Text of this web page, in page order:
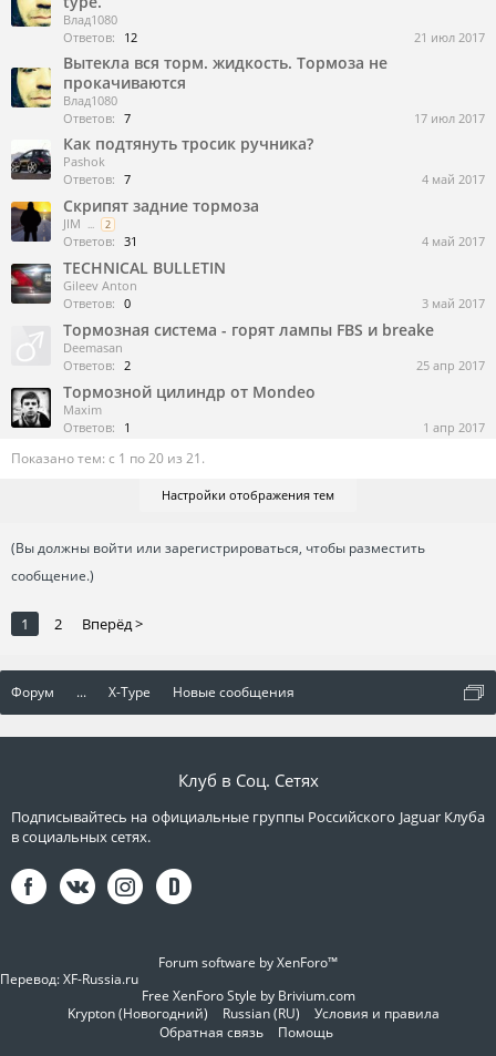
Влад1080
Ответов:
12 21 июл 2017
Вытекла вся торм. жидкость. Тормоза не
прокачиваются
Влад1080
Ответов: 7 17 июл 2017
Как подтянуть тросик ручника?
Pashok
Ответов: 7 4 май 2017
Скрипят задние тормоза
JIM ... 2
Ответов: 31 4 май 2017
TECHNICAL BULLETIN
Gileev Anton
Ответов: 0 3 май 2017
Тормозная система - горят лампы FBS и breake
Deemasan
Ответов: 2 25 апр 2017
Тормозной цилиндр от Mondeo
Maxim
Ответов:
1 1 апр 2017
Показано тем: с 1 по 20 из 21.
Настройки отображения тем
(Вы должны войти или зарегистрироваться, чтобы разместить
сообщение.)
1 2 Вперёд >
Форум ... X-Type Новые сообщения
Клуб в Соц. Сетях
Подписывайтесь на официальные группы Российского Jaguar Клуба
в социальных сетях.
Forum software by XenForo™
Перевод:XF-Russia.ru
Free XenForo Style by Brivium.com
Krypton (Новогодний)
Russian (RU)
Условия и правила
Обратная связь
Помощь